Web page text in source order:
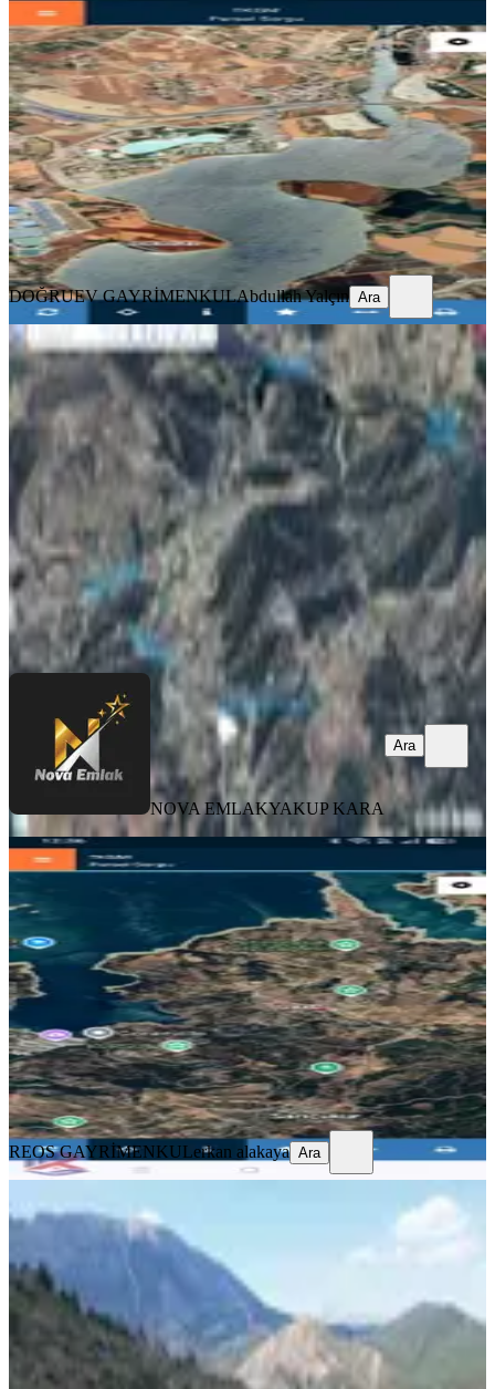
Fırsat..fiyat Düştü..! 10 Gün Geçerli
Kavlaklıda Baraj Yanı Arsa
Onikişubat, Kavlaklı Mahallesi
722 m²·9.557/m²·01.07.2026
6.900.000 ₺7.350.000 ₺
DOĞRUEV GAYRİMENKUL
Ara
DOĞRUEV GAYRİMENKULAbdullah Yalçın Ara
Yenidemir Yoluna Sıfır Tek Tapulu
Satılık Tarla
Onikişubat, Yenidemir Mahallesi
4334 m²
1.384/m²·09.07.2026
6.000.000 ₺
NOVA EMLAK YAKUP KARA
Ara
NOVA EMLAKYAKUP KARA
Ara
Reos Gayrimenkul'den Kadastro Yolu
Cephe, Baraj Manzaralı Tarla
Onikişubat, Sarıçukur Mahallesi
9558 m²·950/m²·16.07.2026
9.080.000 ₺
REOS GAYRİMENKULerkan alakaya
Ara
REOS GAYRİMENKULerkan alakaya Ara
Germenıcıa'dan Fırnız'ın Üst
Tarafında Satılık Tarla
Onikişubat, Suçatı Mahallesi
1.058/m²·02.07.2026
11.250.000 ₺